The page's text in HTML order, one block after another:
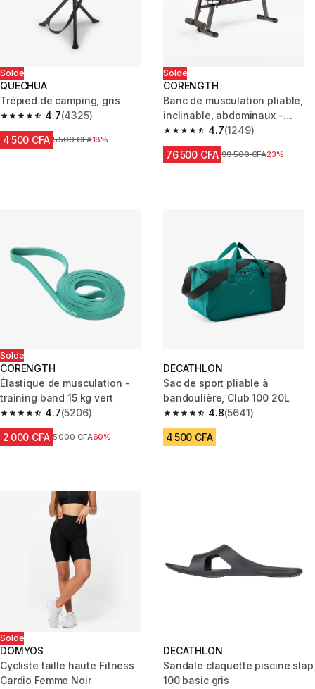
Solde
QUECHUA
Trépied de camping, gris
4.7
4.7 out of 5 stars from 4325 reviews
(4325)
4 500 CFA Prix avant réduction
5 500 CFA18%
Solde
CORENGTH
Banc de musculation pliable,
inclinable, abdominaux -
bench 500 fold
4.7
4.7 out of 5 stars from 1249
(1249)
76 500 CFA Prix avant réduction
99 500 CFA23%
Solde
CORENGTH
Élastique de musculation -
training band 15 kg vert
4.7
4.7 out of 5 stars from 5206 reviews
(5206)
2 000 CFA Prix avant réduction
5 000 CFA60%
DECATHLON
Sac de sport pliable à
bandoulière, Club 100 20L
4.8
4.8 out of 5 stars from 5641
(5641)
4 500 CFA
Solde
DOMYOS
Cycliste taille haute Fitness
Cardio Femme Noir
DECATHLON
Sandale claquette piscine slap
100 basic gris